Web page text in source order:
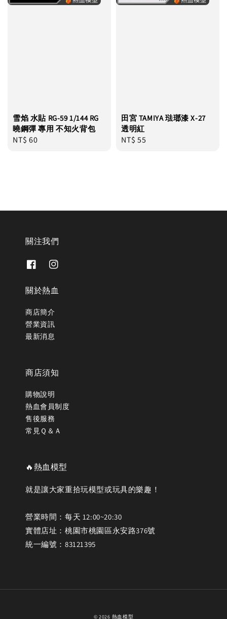
雪焰 水貼 RG-59 1/144 RG
曉鋼彈 專用 不知火背包
Regular
NT$ 60
田宮 TAMIYA 琺瑯漆 X-27
透明紅
Regular
NT$ 55
關注我們
關於熱血
商店簡介
營業資訊
最新消息
商店須知
購物說明
熱血會員制度
售後服務
常見Ｑ＆Ａ
🔥熱血模型
就是讓大家重拾玩模型或玩具的樂趣！
營業時間：每天 12:00~20:30
實體店址：桃園市桃園區永安路376號
統一編號：83121395
© 2026 熱血模型